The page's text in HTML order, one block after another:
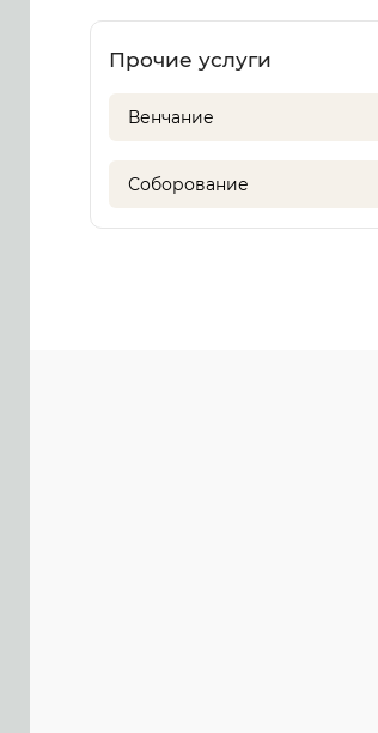
Прочие услуги
Венчание
Соборование